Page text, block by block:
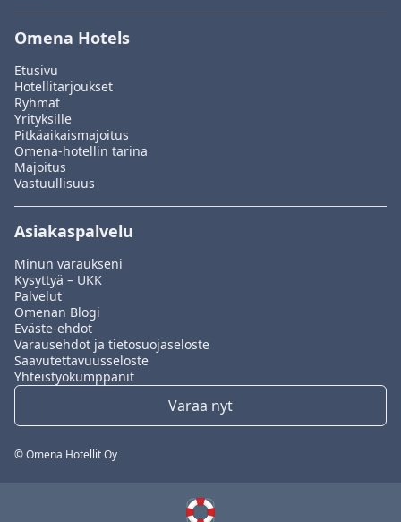
Omena Hotels
Etusivu
Hotellitarjoukset
Ryhmät
Yrityksille
Pitkäaikaismajoitus
Omena-hotellin tarina
Majoitus
Vastuullisuus
Asiakaspalvelu
Minun varaukseni
Kysyttyä – UKK
Palvelut
Omenan Blogi
Eväste-ehdot
Varausehdot ja tietosuojaseloste
Saavutettavuusseloste
Yhteistyökumppanit
Varaa nyt
© Omena Hotellit Oy